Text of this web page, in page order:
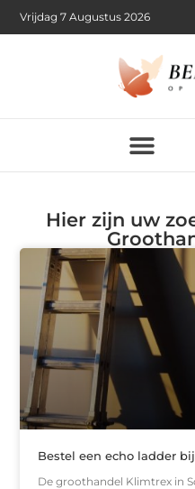
Vrijdag 7 Augustus 2026
Hier zijn uw
Bestel een echo ladder
De groothandel Klimtrex in